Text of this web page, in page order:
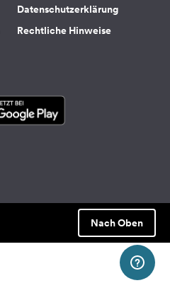
Datenschutzerklärung
Rechtliche Hinweise
Nach Oben